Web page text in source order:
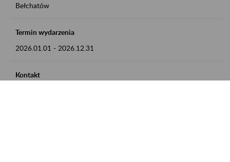
Bełchatów
Termin wydarzenia
2026.01.01 - 2026.12.31
Kontakt